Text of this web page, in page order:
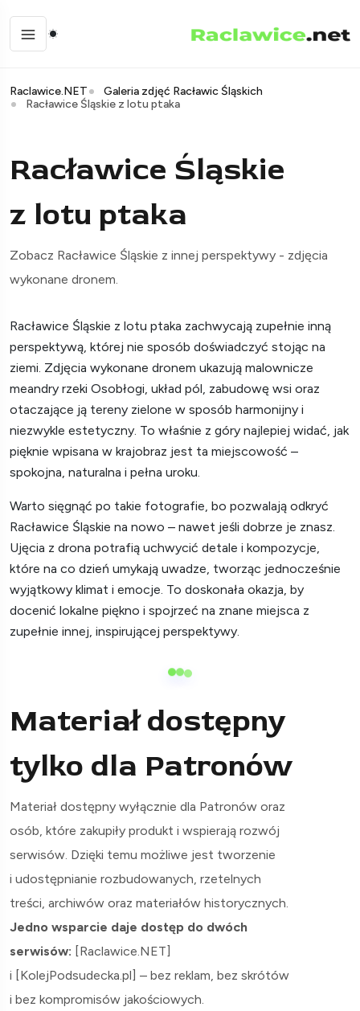
Raclawice.NET
Galeria zdjęć Racławic Śląskich
Racławice Śląskie z lotu ptaka
Racławice Śląskie
z lotu ptaka
Zobacz Racławice Śląskie z innej perspektywy - zdjęcia
wykonane dronem.
Racławice Śląskie z lotu ptaka zachwycają zupełnie inną
perspektywą, której nie sposób doświadczyć stojąc na
ziemi. Zdjęcia wykonane dronem ukazują malownicze
meandry rzeki Osobłogi, układ pól, zabudowę wsi oraz
otaczające ją tereny zielone w sposób harmonijny i
niezwykle estetyczny. To właśnie z góry najlepiej widać, jak
pięknie wpisana w krajobraz jest ta miejscowość –
spokojna, naturalna i pełna uroku.
Warto sięgnąć po takie fotografie, bo pozwalają odkryć
Racławice Śląskie na nowo – nawet jeśli dobrze je znasz.
Ujęcia z drona potrafią uchwycić detale i kompozycje,
które na co dzień umykają uwadze, tworząc jednocześnie
wyjątkowy klimat i emocje. To doskonała okazja, by
docenić lokalne piękno i spojrzeć na znane miejsca z
zupełnie innej, inspirującej perspektywy.
Materiał dostępny
tylko dla Patronów
Materiał dostępny wyłącznie dla Patronów oraz
osób, które zakupiły produkt i wspierają rozwój
serwisów. Dzięki temu możliwe jest tworzenie
i udostępnianie rozbudowanych, rzetelnych
treści, archiwów oraz materiałów historycznych.
Jedno wsparcie daje dostęp do dwóch
serwisów: [Raclawice.NET]
i [KolejPodsudecka.pl] – bez reklam, bez skrótów
i bez kompromisów jakościowych.